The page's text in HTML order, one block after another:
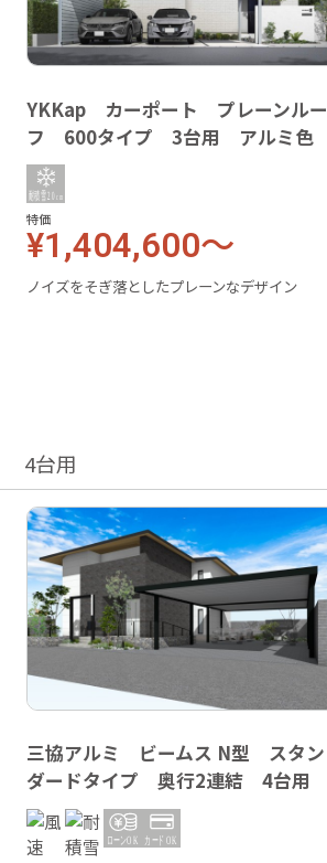
YKKap カーポート プレーンルー
フ 600タイプ 3台用 アルミ色
特価
¥1,404,600～
ノイズをそぎ落としたプレーンなデザイン
4台用
三協アルミ ビームス N型 スタン
ダードタイプ 奥行2連結 4台用